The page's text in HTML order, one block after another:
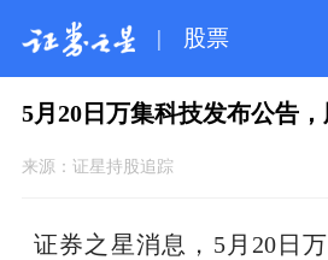
| 股票
5月20日万集科技发布公告
来源： 证星持股追踪
证券之星消息，5月20日